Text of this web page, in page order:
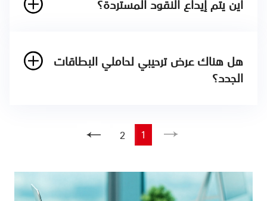
هل هناك عرض ترحيبي لحاملي البطاقات
الجدد؟
من نون عند إتمام أول عملية شراء. كما يحصل العملاء
على عضوية لمدة عامين في برنامج نون ون.
1
2